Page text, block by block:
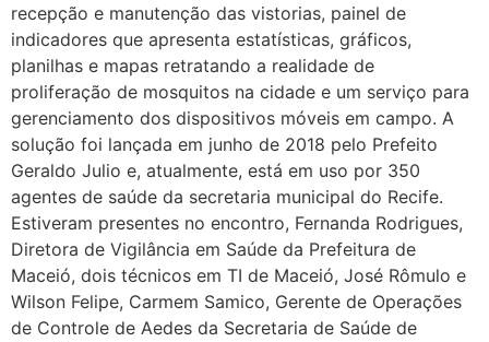
recepção e manutenção das vistorias, painel de
indicadores que apresenta estatísticas, gráficos,
planilhas e mapas retratando a realidade de
proliferação de mosquitos na cidade e um serviço para
gerenciamento dos dispositivos móveis em campo. A
solução foi lançada em junho de 2018 pelo Prefeito
Geraldo Julio e, atualmente, está em uso por 350
agentes de saúde da secretaria municipal do Recife.
Estiveram presentes no encontro, Fernanda Rodrigues,
Diretora de Vigilância em Saúde da Prefeitura de
Maceió, dois técnicos em TI de Maceió, José Rômulo e
Wilson Felipe, Carmem Samico, Gerente de Operações
de Controle de Aedes da Secretaria de Saúde de